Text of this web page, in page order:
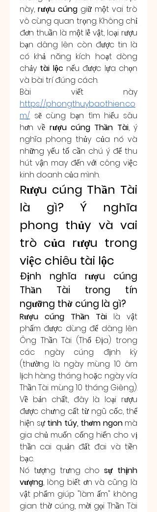
này, rượu cúng giữ một vai trò
vô cùng quan trọng. Không chỉ
đơn thuần là một lễ vật, loại rượu
bạn dâng lên còn được tin là
có khả năng kích hoạt dòng
chảy tài lộc nếu được lựa chọn
và bài trí đúng cách.
https://phongthuybaothien.co
m/ sẽ cùng bạn tìm hiểu sâu
hơn về rượu cúng Thần Tài, ý
nghĩa phong thủy của nó và
những yếu tố cần chú ý để thu
hút vận may đến với công việc
kinh doanh của mình.
Rượu cúng Thần Tài
là gì? Ý nghĩa
phong thủy và vai
trò của rượu trong
việc chiêu tài lộc
Định nghĩa rượu cúng
Thần Tài trong tín
ngưỡng thờ cúng là gì?
Rượu cúng Thần Tài là vật
phẩm được dùng để dâng lên
Ông Thần Tài (Thổ Địa) trong
các ngày cúng định kỳ
(thường là ngày mùng 10 âm
lịch hàng tháng hoặc ngày vía
Thần Tài mùng 10 tháng Giêng).
Về bản chất, đây là loại rượu
được chưng cất từ ngũ cốc, thể
hiện sự tinh túy, thơm ngon mà
gia chủ muốn cống hiến cho vị
thần cai quản đất đai và tiền
bạc.
Nó tượng trưng cho sự thịnh
vượng, lòng biết ơn và cũng là
vật phẩm giúp "làm ấm" không
gian thờ cúng, mời gọi Thần Tài